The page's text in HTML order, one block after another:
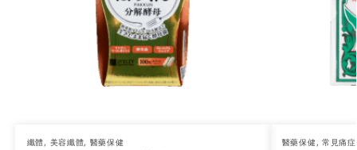
纖體, 美容纖體, 醫藥保健 醫藥保健, 常見痛症